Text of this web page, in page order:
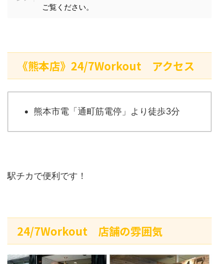
ご覧ください。
《熊本店》24/7Workout アクセス
熊本市電「通町筋電停」より徒歩3分
駅チカで便利です！
24/7Workout 店舗の雰囲気